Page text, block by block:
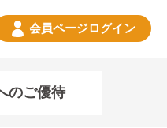
会員ページログイン
のご優待